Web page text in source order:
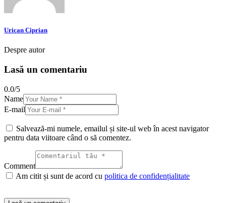
Urican Ciprian
Despre autor
Lasă un comentariu
0.0/5
Name
E-mail
Salvează-mi numele, emailul și site-ul web în acest navigator
pentru data viitoare când o să comentez.
Comment
Am citit și sunt de acord cu politica de confidențialitate